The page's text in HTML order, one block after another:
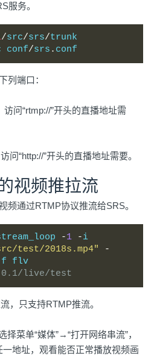
服务。
/src/srs/trunk
conf/srs . conf
列端口：
问“rtmp://”开头的直播地址需
问“http://”开头的直播地址需要。
视频推拉流
频通过RTMP协议推流给SRS。
-1 -
test/2018s.mp4"
-
f flv
live/test
，只支持RTMP推流。
菜单“媒体”→“打开网络串流”，
地址，观看能否正常播放视频画